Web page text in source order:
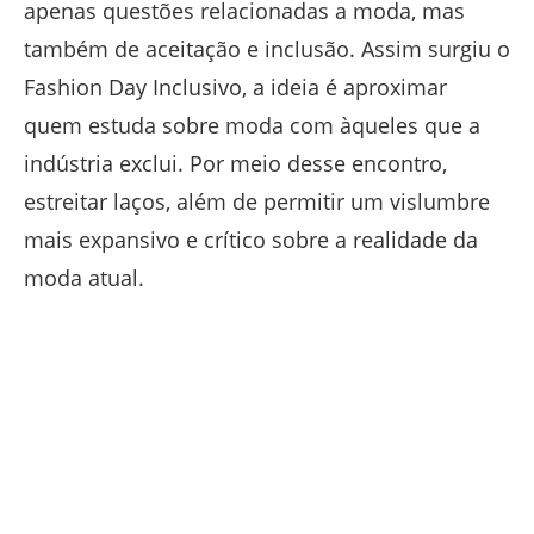
apenas questões relacionadas a moda, mas
também de aceitação e inclusão. Assim surgiu o
Fashion Day Inclusivo, a ideia é aproximar
quem estuda sobre moda com àqueles que a
indústria exclui. Por meio desse encontro,
estreitar laços, além de permitir um vislumbre
mais expansivo e crítico sobre a realidade da
moda atual.